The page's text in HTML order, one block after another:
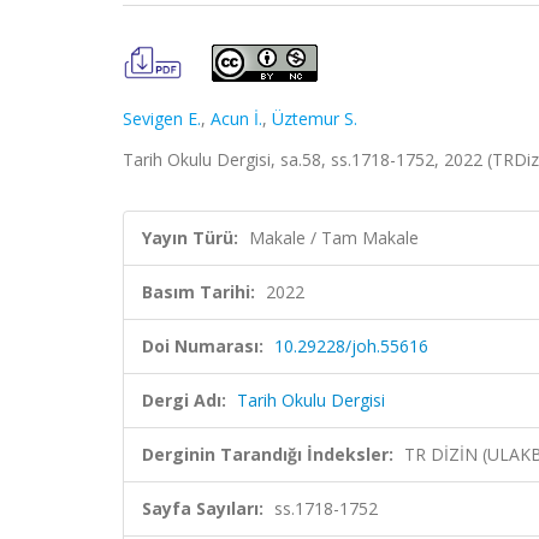
Sevigen E., Acun İ., Üztemur S.
Tarih Okulu Dergisi, sa.58, ss.1718-1752, 2022
Yayın Türü: Makale / Tam Makale
Basım Tarihi: 2022
Doi Numarası: 10.29228/joh.55616
Dergi Adı: Tarih Okulu Dergisi
Derginin Tarandığı İndeksler: TR DİZİN
Sayfa Sayıları: ss.1718-1752